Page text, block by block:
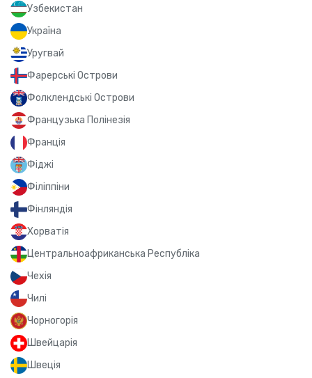
Узбекистан
Україна
Уругвай
Фарерські Острови
Фолклендські Острови
Французька Полінезія
Франція
Фіджі
Філіппіни
Фінляндія
Хорватія
Центральноафриканська Республіка
Чехія
Чилі
Чорногорія
Швейцарія
Швеція